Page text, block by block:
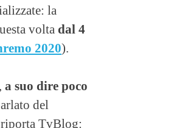
la
volta dal 4
2020).
, a suo dire poco
del
riporta TvBlog: